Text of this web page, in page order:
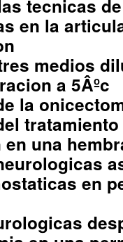
tecnicas
en la
medios
a 5Âºc
la
una
en